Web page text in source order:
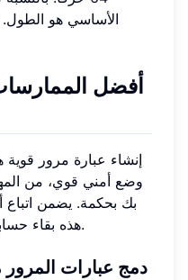
الأساسي هو الطول.
أفضل
إنشاء عبارة مرور
وضع أمني قوي، من
بك بحكمة. يضمن
هذه بقاء حساباتك محمية على المدى الطويل.
دمج عبارات